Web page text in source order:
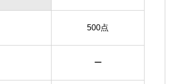
500点
ー